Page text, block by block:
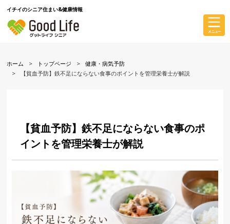
イチイのシニア住まい&健康情報
ホーム トップページ
健康・病気予防
【貧血予防】鉄不足にならない食事のポイントを管理栄養士が解説
【貧血予防】鉄不足にならない食事のポ
イントを管理栄養士が解説